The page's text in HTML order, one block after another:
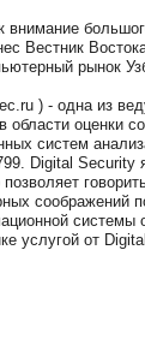
внимание
Вестник
рынок
) - одна из
области оценки
систем
Digital
соображений
системы
услугой от